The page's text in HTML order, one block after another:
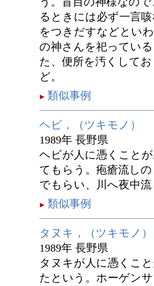
るときには必ず一言
をつきだすなどとい
の神さんを祀ってい
た、便所を汚くして
ど。
類似事例
ヘビ，（ツキモノ）
1989年 長野県
ヘビが人に憑くこと
てもらう。疱瘡流し
でもらい、川へ夜中
類似事例
タヌキ，（ツキモノ）
1989年 長野県
タヌキが人に憑くこ
たという。ホーゲン